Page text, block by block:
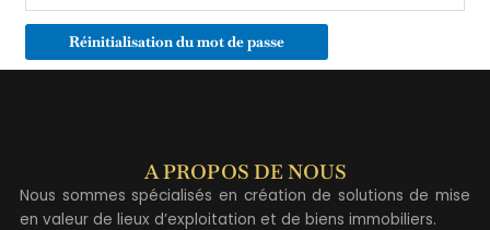
Réinitialisation du mot de passe
A PROPOS DE NOUS
Nous sommes spécialisés en création de solutions de mise
en valeur de lieux d’exploitation et de biens immobiliers.